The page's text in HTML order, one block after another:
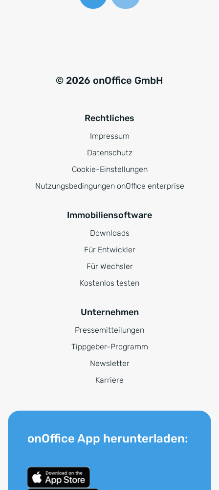
© 2026 onOffice GmbH
Rechtliches
Impressum
Datenschutz
Cookie-Einstellungen
Nutzungsbedingungen onOffice enterprise
Immobiliensoftware
Downloads
Für Entwickler
Für Wechsler
Kostenlos testen
Unternehmen
Pressemitteilungen
Tippgeber-Programm
Newsletter
Karriere
onOffice App herunterladen: